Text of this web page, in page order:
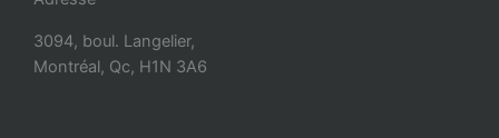
3094, boul. Langelier,
Montréal, Qc, H1N 3A6